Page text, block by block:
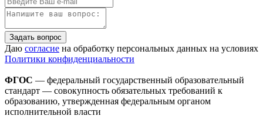
Задать вопрос
Даю согласие на обработку персональных данных на условиях
Политики конфиденциальности
ФГОС — федеральный государственный образовательный
стандарт — совокупность обязательных требований к
образованию, утвержденная федеральным органом
исполнительной власти